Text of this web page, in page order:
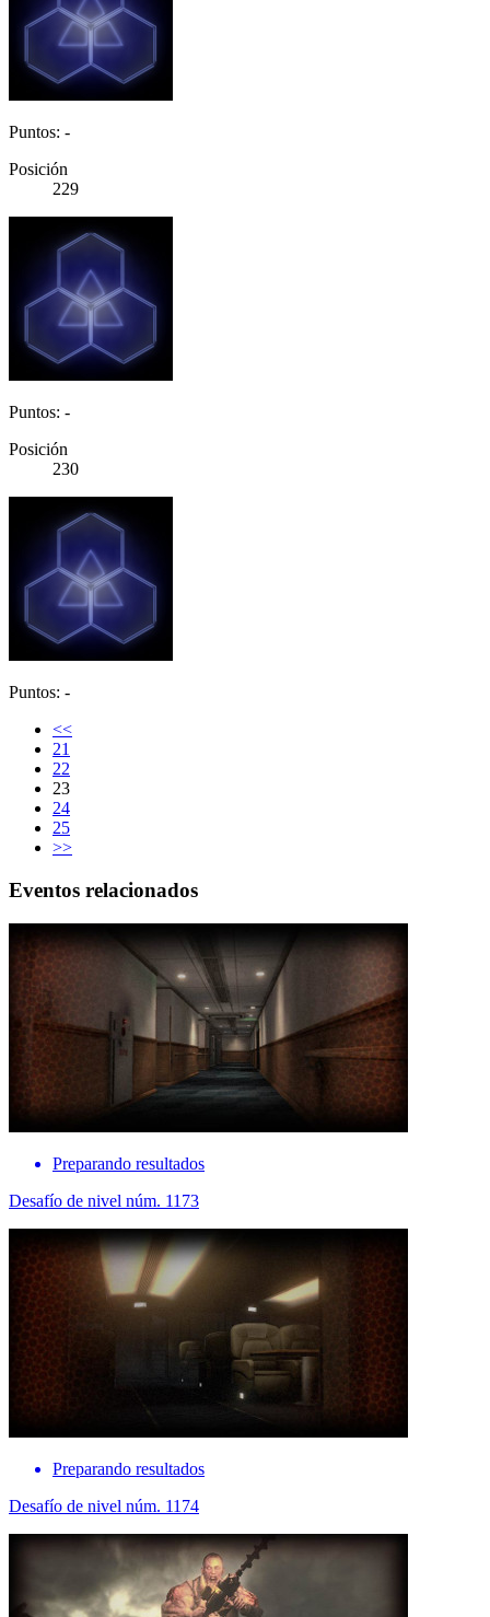
Puntos: -
Posición
229
Puntos: -
Posición
230
Puntos: -
<<
21
22
23
24
25
>>
Eventos relacionados
Preparando resultados
Desafío de nivel núm. 1173
Preparando resultados
Desafío de nivel núm. 1174